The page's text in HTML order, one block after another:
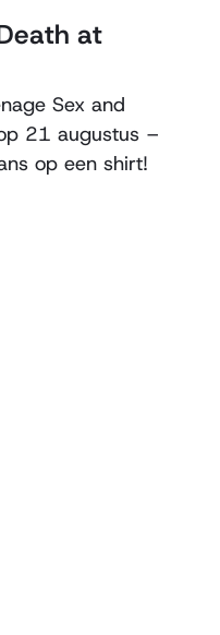
at
Sex and
21 augustus –
op een shirt!